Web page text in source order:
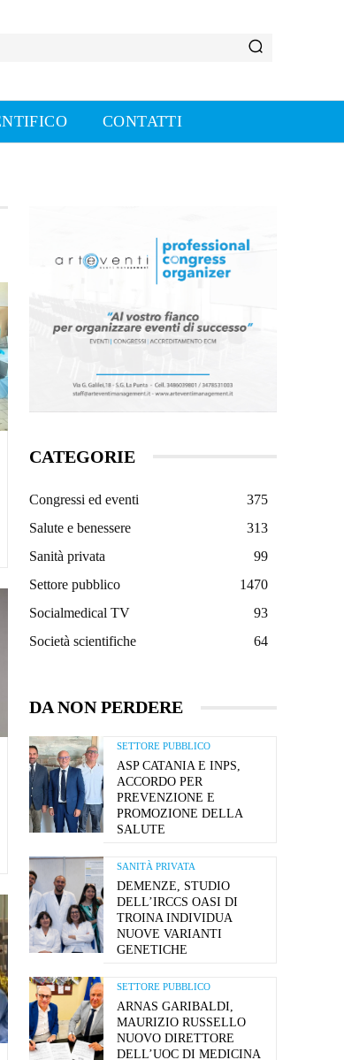
CONTATTI
CATEGORIE
Congressi ed eventi
375
Salute e benessere
313
Sanità privata
99
Settore pubblico
1470
Socialmedical TV
93
Società scientifiche
64
DA NON PERDERE
SETTORE PUBBLICO
ASP CATANIA E INPS,
ACCORDO PER
PREVENZIONE E
PROMOZIONE DELLA
SALUTE
SANITÀ PRIVATA
DEMENZE, STUDIO
DELL’IRCCS OASI DI
TROINA INDIVIDUA
NUOVE VARIANTI
GENETICHE
SETTORE PUBBLICO
ARNAS GARIBALDI,
MAURIZIO RUSSELLO
NUOVO DIRETTORE
DELL’UOC DI MEDICINA